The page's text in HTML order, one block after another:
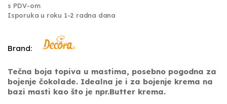
s PDV-om
Isporuka u roku 1-2 radna dana
Brand:
Tečna boja topiva u mastima, posebno pogodna za
bojenje čokolade. Idealna je i za bojenje krema na
bazi masti kao što je npr.Butter krema.